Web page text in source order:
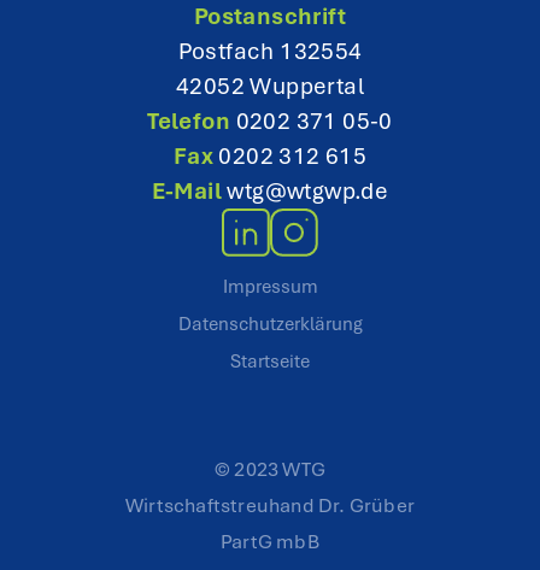
Postanschrift
Postfach 132554
42052 Wuppertal
Telefon 0202 371 05-0
Fax 0202 312 615
E-Mailwtg@wtgwp.de
Impressum
Datenschutzerklärung
Startseite
© 2023 WTG
Wirtschaftstreuhand Dr. Grüber
PartG mbB